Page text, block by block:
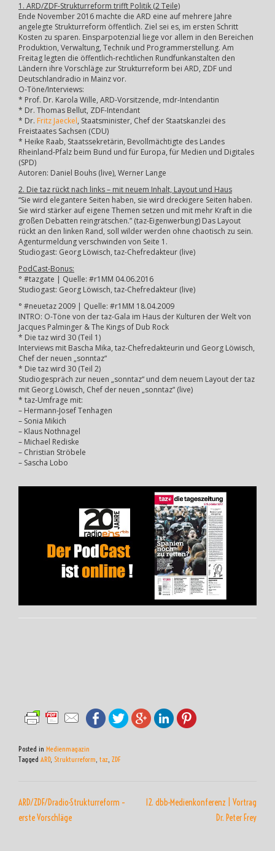
1. ARD/ZDF-Strukturreform trifft Politik (2 Teile)
Ende November 2016 machte die ARD eine auf mehrere Jahre
angelegte Strukturreform öffentlich. Ziel sei es, im ersten Schritt
Kosten zu sparen. Einsparpotenzial liege vor allem in den Bereichen
Produktion, Verwaltung, Technik und Programmerstellung. Am
Freitag legten die öffentlich-rechtlichen Rundfunkanstalten den
Ländern ihre Vorschläge zur Strukturreform bei ARD, ZDF und
Deutschlandradio in Mainz vor.
O-Töne/Interviews:
* Prof. Dr. Karola Wille, ARD-Vorsitzende, mdr-Intendantin
* Dr. Thomas Bellut, ZDF-Intendant
* Dr. Fritz Jaeckel, Staatsminister, Chef der Staatskanzlei des
Freistaates Sachsen (CDU)
* Heike Raab, Staatssekretärin, Bevollmächtigte des Landes
Rheinland-Pfalz beim Bund und für Europa, für Medien und Digitales
(SPD)
Autoren: Daniel Bouhs (live), Werner Lange
2. Die taz rückt nach links – mit neuem Inhalt, Layout und Haus
“Sie wird elegantere Seiten haben, sie wird dreckigere Seiten haben.
Sie wird stärker auf eigene Themen setzen und mit mehr Kraft in die
großen Debatten reingrätschen.” (taz-Eigenwerbung) Das Layout
rückt an den linken Rand, soll wilder werden ohne chaotisch zu sein.
Agenturmeldung verschwinden von Seite 1.
Studiogast: Georg Löwisch, taz-Chefredakteur (live)
PodCast-Bonus:
° #tazgate | Quelle: #r1MM 04.06.2016
Studiogast: Georg Löwisch, taz-Chefredakteur (live)
° #neuetaz 2009 | Quelle: #r1MM 18.04.2009
INTRO: O-Töne von der taz-Gala im Haus der Kulturen der Welt von
Jacques Palminger & The Kings of Dub Rock
* Die taz wird 30 (Teil 1)
Interviews mit Bascha Mika, taz-Chefredakteurin und Georg Löwisch,
Chef der neuen „sonntaz“
* Die taz wird 30 (Teil 2)
Studiogespräch zur neuen „sonntaz“ und dem neuem Layout der taz
mit Georg Löwisch, Chef der neuen „sonntaz“ (live)
* taz-Umfrage mit:
– Hermann-Josef Tenhagen
– Sonia Mikich
– Klaus Nothnagel
– Michael Rediske
– Christian Ströbele
– Sascha Lobo
Posted in Medienmagazin
Tagged ARD, Strukturreform, taz, ZDF
ARD/ZDF/Dradio-Strukturreform –
erste Vorschläge
12. dbb-Medienkonferenz | Vortrag
Dr. Peter Frey